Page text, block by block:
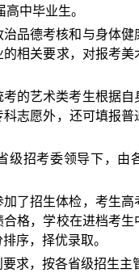
中毕业生。
品德考核和与身体
相关要求，对报考
的艺术类考生根据
志愿外，还可填报
级招考委领导下，
了招生体检，考生
格，学校在进档考
序，择优录取。
求，按各省级招生主